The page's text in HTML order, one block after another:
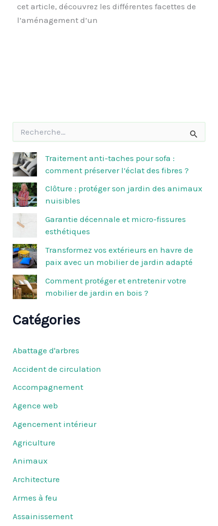
cet article, découvrez les différentes facettes de
l’aménagement d’un
h
e
r
c
h
e
Traitement anti-taches pour sofa :
comment préserver l’éclat des fibres ?
Clôture : protéger son jardin des animaux
nuisibles
Garantie décennale et micro-fissures
esthétiques
Transformez vos extérieurs en havre de
paix avec un mobilier de jardin adapté
Comment protéger et entretenir votre
mobilier de jardin en bois ?
Catégories
Abattage d'arbres
Accident de circulation
Accompagnement
Agence web
Agencement intérieur
Agriculture
Animaux
Architecture
Armes à feu
Assainissement